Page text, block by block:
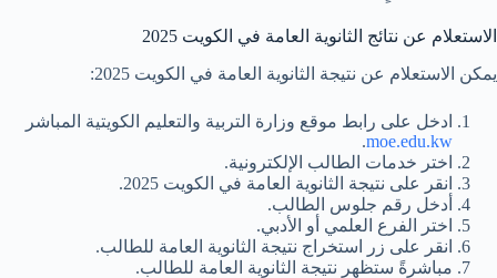
الاستعلام عن نتائج الثانوية العامة في الكويت 2025
يمكن الاستعلام عن نتيجة الثانوية العامة في الكويت 2025:
ادخل على رابط موقع وزارة التربية والتعليم الكويتية المباشر
moe.edu.kw
.
اختر خدمات الطالب الإلكترونية.
انقر على نتيجة الثانوية العامة في الكويت 2025.
أدخل رقم جلوس الطالب.
اختر الفرع العلمي أو الأدبي.
انقر على زر استخراج نتيجة الثانوية العامة للطالب.
مباشرةً ستظهر نتيجة الثانوية العامة للطالب.